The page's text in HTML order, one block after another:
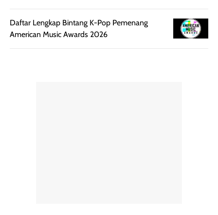
Daftar Lengkap Bintang K-Pop Pemenang
American Music Awards 2026